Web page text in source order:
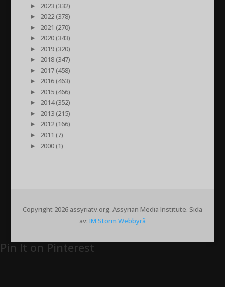
►
2023 (332)
►
2022 (378)
►
2021 (270)
►
2020 (343)
►
2019 (320)
►
2018 (347)
►
2017 (458)
►
2016 (463)
►
2015 (466)
►
2014 (352)
►
2013 (215)
►
2012 (166)
►
2011 (7)
►
2000 (1)
Copyright 2026 assyriatv.org. Assyrian Media Institute. Sida
av: IM Storm Webbyrå
Pin It on Pinterest